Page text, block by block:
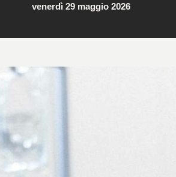
venerdì 29 maggio 2026